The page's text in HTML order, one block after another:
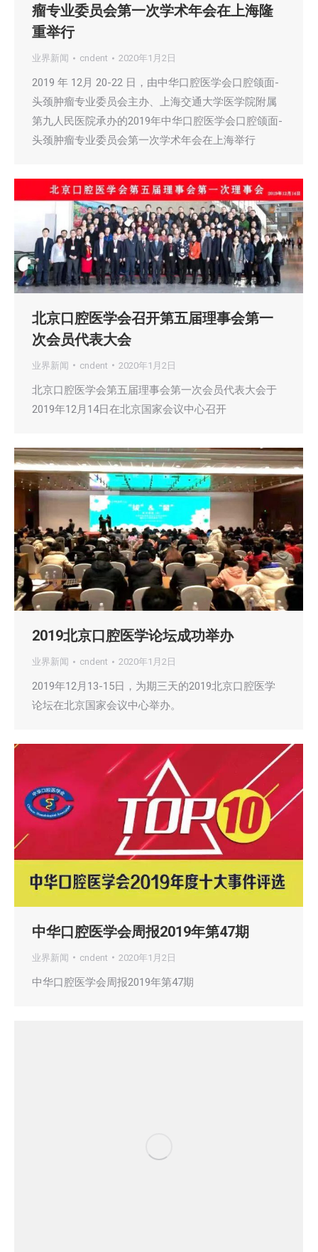
瘤专业委员会第一次学术年会在上海隆
重举行
业界新闻 cndent 2020年1月2日
2019 年 12月 20-22 日，由中华口腔医学会口腔颌面-
头颈肿瘤专业委员会主办、上海交通大学医学院附属
第九人民医院承办的2019年中华口腔医学会口腔颌面-
头颈肿瘤专业委员会第一次学术年会在上海举行
北京口腔医学会召开第五届理事会第一
次会员代表大会
业界新闻 cndent 2020年1月2日
北京口腔医学会第五届理事会第一次会员代表大会于
2019年12月14日在北京国家会议中心召开
2019北京口腔医学论坛成功举办
业界新闻 cndent 2020年1月2日
2019年12月13-15日，为期三天的2019北京口腔医学
论坛在北京国家会议中心举办。
中华口腔医学会周报2019年第47期
业界新闻 cndent 2020年1月2日
中华口腔医学会周报2019年第47期